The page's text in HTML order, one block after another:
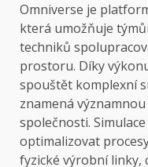
Omniverse je
která umožňuje
techniků
prostoru. Díky
spouštět komplexní
znamená
společnosti.
optimalizovat
fyzické výrobní linky,